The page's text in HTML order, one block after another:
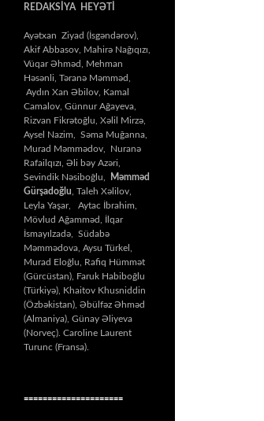
REDAKSİYA HEYƏTİ
Ayətxan Ziyad (İsgəndərov),
Akif Abbasov, Mahirə Nağıqızı,
Vüqar Əhməd, Mehman
Həsənli, Təranə Məmməd,
Aydın Xan Əbilov, Kamal
Camalov, Günnur Ağayeva,
Rizvan Fikrətoğlu, Xəlil Mirzə,
Aysel Nazim, Səma Muğanna,
Murad Məmmədov, Nuranə
Rafailqızı, Əli bəy Azəri,
Sevindik Nəsiboğlu,
Məmməd
Gürşadoğlu , Taleh Xəlilov,
Leyla Yaşar, Aytac İbrahim,
Mövlud Ağamməd, İlqar
İsmayılzadə, Südabə
Məmmədova, Aysu Türkel,
Murad Eloğlu, Rafiq Hümmət
(Gürcüstan), Faruk Habiboğlu
(Türkiyə), Khaitov Khusniddin
(Özbəkistan), Əbülfəz Əhməd
(Almaniya), Günay Əliyeva
(Norveç). Caroline Laurent
Turunc (Fransa).
=====================